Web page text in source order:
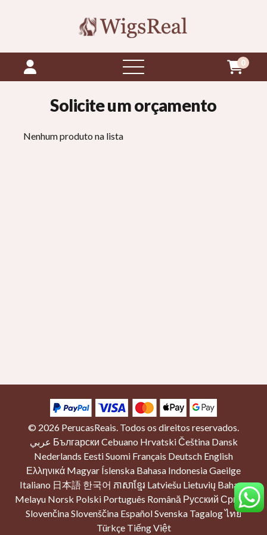
abrir
menu
0
Solicite um orçamento
Nenhum produto na lista
© 2026 PerucasReais. Todos os direitos reservados.
عربي Български Cebuano HrvatskiČeština Dansk
Nederlands EestiSuomi Français Deutsch English
Ελληνικά Magyar Íslenska Bahasa IndonesiaGaeilge
Italiano 日本語 한국어 ភាសាខ្មែរ Latviešu Lietuvių Bahasa
Melayu Norsk Polski Português Română Русский Српски
SlovenčinaSlovenščina EspañolSvenska Tagalogไทย
Türkçe Tiếng Việt